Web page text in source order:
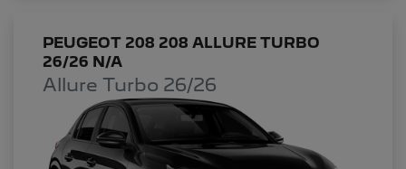
PEUGEOT 208 208 ALLURE TURBO
26/26 N/A
Allure Turbo 26/26